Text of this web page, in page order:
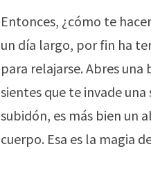
Entonces, ¿cómo te
un día largo, por fin ha
para relajarse. Abres
sientes que te invade
subidón, es más bien un
cuerpo. Esa es la magia